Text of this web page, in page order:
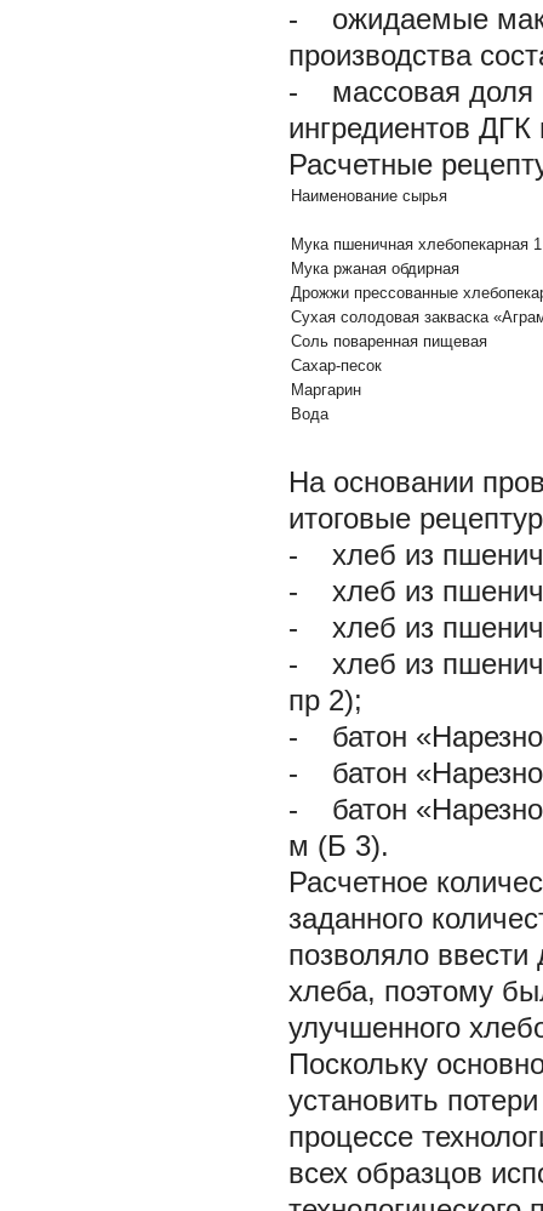
-
ожидаемые
производства
-
массовая доля
ингредиентов ДГК
Расчетные
Наименование сырья
Мука пшеничная хлебопекарная
Мука ржаная обдирная
Дрожжи прессованные
Сухая солодовая закваска
Соль поваренная пищевая
Сахар-песок
Маргарин
Вода
На основании
итоговые
- хлеб из
- хлеб из
- хлеб из
- хлеб из
пр 2);
- батон
- батон
- батон
м (Б 3).
Расчетное
заданного
позволяло ввести
хлеба, поэтому
улучшенного
Поскольку
установить
процессе
всех образцов